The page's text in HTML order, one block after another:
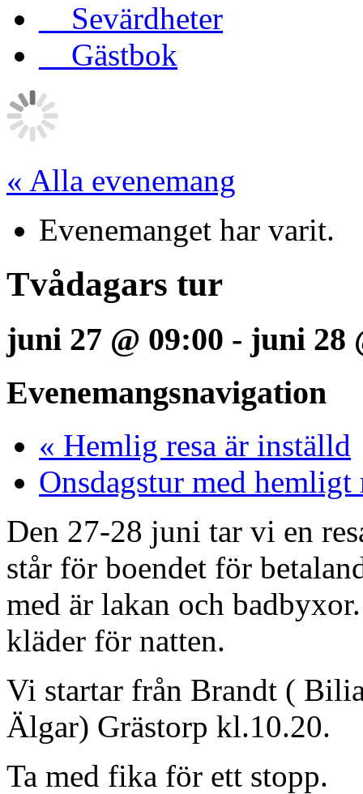
__Sevärdheter
__Gästbok
« Alla evenemang
Evenemanget har varit.
Tvådagars tur
juni 27 @ 09:00 - juni 28
Evenemangsnavigation
« Hemlig resa är inställd
Onsdagstur med
Den 27-28 juni tar vi en
står för boendet för
med är lakan och
kläder för natten.
Vi startar från Brandt (
Älgar) Grästorp kl.10.20.
Ta med fika för ett stopp.